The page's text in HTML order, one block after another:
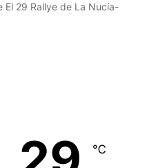
29 Rallye de La Nucía-
℃